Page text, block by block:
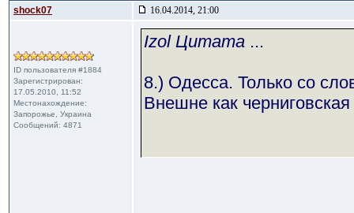
shock07 16.04.2014, 21:00
ID пользователя #1884
Зарегистрирован:
17.05.2010, 11:52
Местонахождение:
Запорожье, Украина
Сообщений: 4871
Izol Цитата ...
8.) Одесса. Только со
Внешне как